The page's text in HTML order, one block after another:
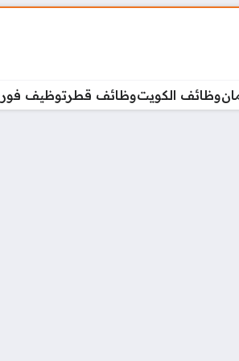
وظائف الكويتوظائف قطرتوظيف